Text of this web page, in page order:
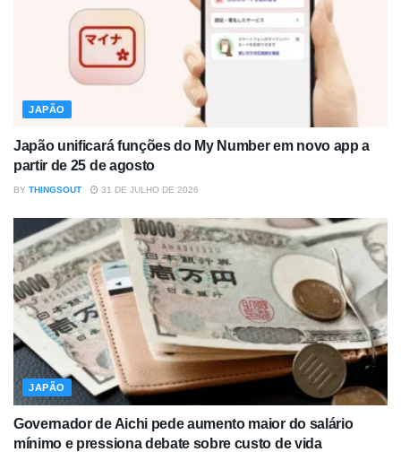
JAPÃO
Japão unificará funções do My Number em novo app a
partir de 25 de agosto
BY THINGSOUT 31 DE JULHO DE 2026
JAPÃO
Governador de Aichi pede aumento maior do salário
mínimo e pressiona debate sobre custo de vida